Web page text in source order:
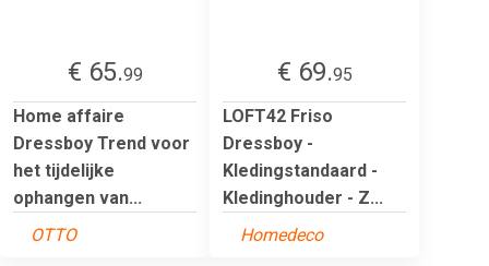
€ 65.99
Home affaire
Dressboy Trend voor
het tijdelijke
ophangen van...
OTTO
€ 69.95
LOFT42 Friso
Dressboy -
Kledingstandaard -
Kledinghouder - Z...
Homedeco